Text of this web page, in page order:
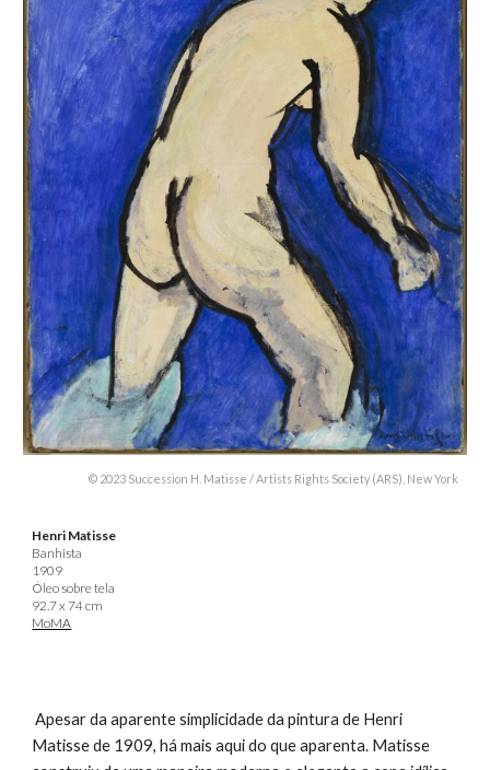
© 2023 Succession H. Matisse / Artists Rights Society (ARS), New York
Henri Matisse
Banhista
1909
Óleo sobre tela
92.7 x 74 cm
MoMA
Apesar da aparente simplicidade da pintura de Henri
Matisse de 1909, há mais aqui do que aparenta. Matisse